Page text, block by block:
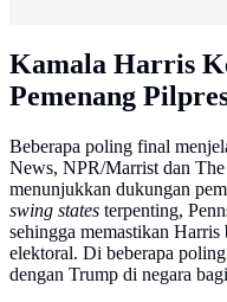
Kamala Harris
Pemenang
Beberapa poling final
News, NPR/Marrist dan
menunjukkan dukungan
swing states terpenting,
sehingga memastikan
elektoral. Di beberapa
dengan Trump di negara